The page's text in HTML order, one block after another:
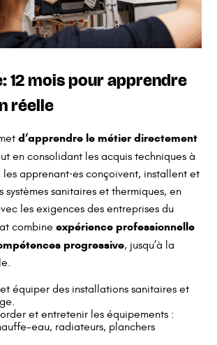
12 mois pour apprendre
réelle
d’apprendre le métier directement
en consolidant les acquis techniques à
les apprenant·es conçoivent, installent et
systèmes sanitaires et thermiques, en
les exigences des entreprises du
combineexpérience professionnelle
progressive, jusqu’à la
équiper des installations sanitaires et
et entretenir les équipements :
eau, radiateurs, planchers